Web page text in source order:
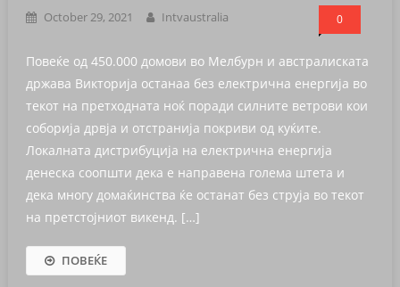
October 29, 2021 Intvaustralia 0
Повеќе од 450.000 домови во Мелбурн и австралиската
држава Викторија останаа без електрична енергија во
текот на претходната ноќ поради силните ветрови кои
соборија дрвја и отстранија покриви од куќите.
Локалната дистрибуција на електрична енергија
денеска соопшти дека е направена голема штета и
дека многу домаќинства ќе останат без струја во текот
на претстојниот викенд. […]
ПОВЕЌЕ